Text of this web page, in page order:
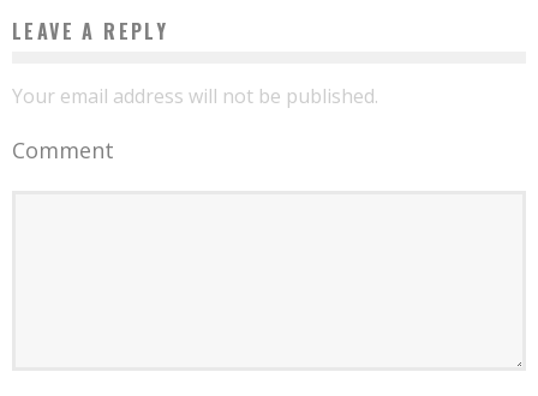
LEAVE A REPLY
Your email address will not be published.
Comment